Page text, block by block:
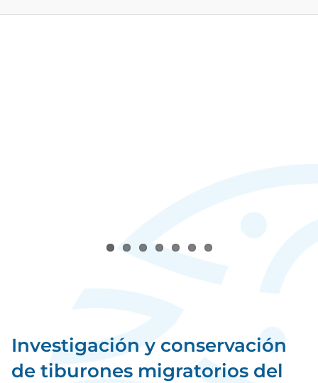
Investigación y conservación
de tiburones migratorios del